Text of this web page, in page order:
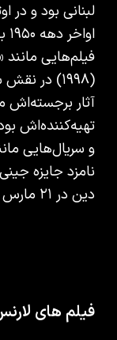
لبنانی بود و در
(۱۹۹۸) در
و سریال‌هایی
دین در ۲۱ مارس ۲۰۲۲ بر اثر سرطان پانکراس درگذشت.
فیلم های